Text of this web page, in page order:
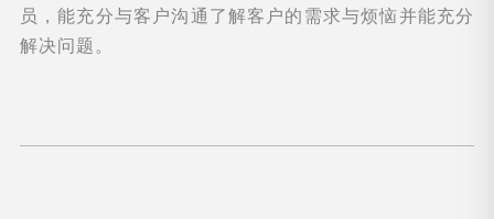
员，能充分与客户沟通了解客户的需求与烦恼并能充分
解决问题。